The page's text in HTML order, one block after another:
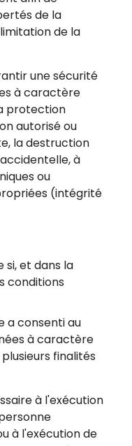
de la
de la
une sécurité
à caractère
protection
autorisé ou
la destruction
à
ou
(intégrité
si, et dans la
conditions
a consenti au
à caractère
finalités
à l'exécution
à l'exécution de